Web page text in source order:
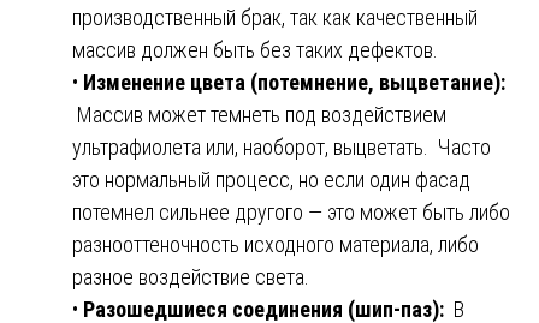
производственный брак, так как качественный
массив должен быть без таких дефектов.
• Изменение цвета (потемнение, выцветание):
Массив может темнеть под воздействием
ультрафиолета или, наоборот, выцветать. Часто
это нормальный процесс, но если один фасад
потемнел сильнее другого — это может быть либо
разнооттеночность исходного материала, либо
разное воздействие света.
• Разошедшиеся соединения (шип-паз): В